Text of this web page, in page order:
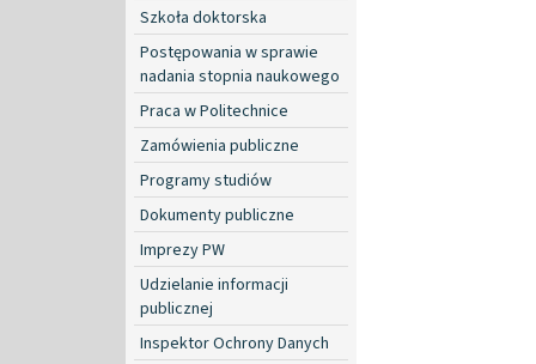
Szkoła doktorska
Postępowania w sprawie
nadania stopnia naukowego
Praca w Politechnice
Zamówienia publiczne
Programy studiów
Dokumenty publiczne
Imprezy PW
Udzielanie informacji
publicznej
Inspektor Ochrony Danych